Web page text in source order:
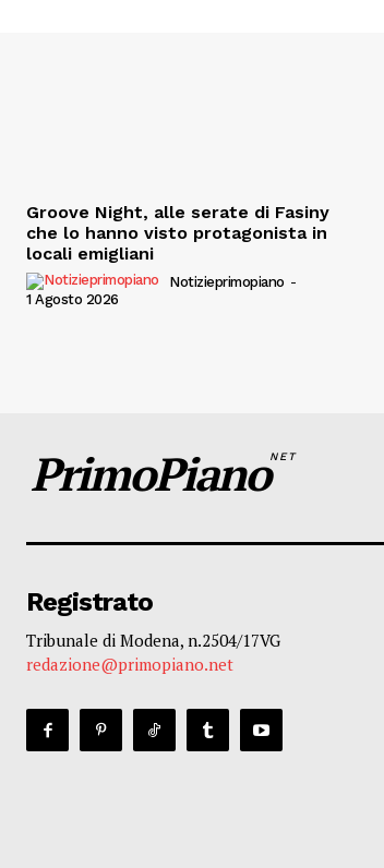
Groove Night, alle serate di Fasiny
che lo hanno visto protagonista in
locali emigliani
Notizieprimopiano -
1 Agosto 2026
PrimoPianoNET
Registrato
Tribunale di Modena, n.2504/17VG
redazione@primopiano.net